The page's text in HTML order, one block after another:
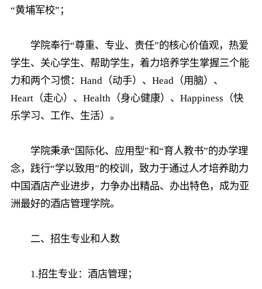
“黄埔军校”；
学院奉行“尊重、专业、责任”的核心价值观，热爱
学生、关心学生、帮助学生，着力培养学生掌握三个能
力和两个习惯：Hand（动手）、Head（用脑）、
Heart（走心）、Health（身心健康）、Happiness（快
乐学习、工作、生活）。
学院秉承“国际化、应用型”和“育人教书”的办学理
念，践行“学以致用”的校训，致力于通过人才培养助力
中国酒店产业进步，力争办出精品、办出特色，成为亚
洲最好的酒店管理学院。
二、招生专业和人数
1.招生专业：酒店管理；